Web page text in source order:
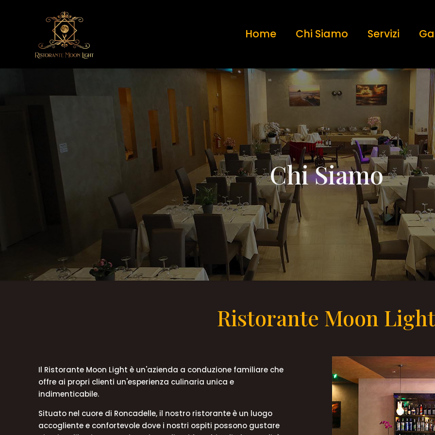
Home Chi Siamo Servizi
Chi Siamo
Ristorante Moon Light
Il Ristorante Moon Light è un'azienda a conduzione familiare che
offre ai propri clienti un'esperienza culinaria unica e
indimenticabile.
Situato nel cuore di Roncadelle, il nostro ristorante è un luogo
accogliente e confortevole dove i nostri ospiti possono gustare